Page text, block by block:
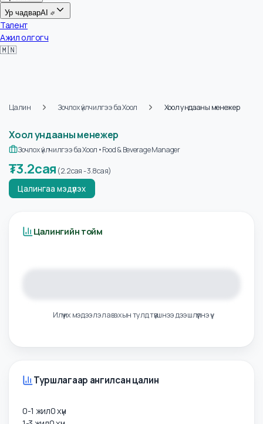
Цалин
Ур чадвар
Талент
Ажил олгогч
Хоол ундааны менежер
Зочлох үйлчилгээ ба Хоол•Food & Beverage Manager
₮ 3.2сая(2.2сая 3.8сая
Илүү их мэдээлэл авахын тулд түвшнээ дээшлүүлнэ үү
Туршлагаар ангилсан цалин